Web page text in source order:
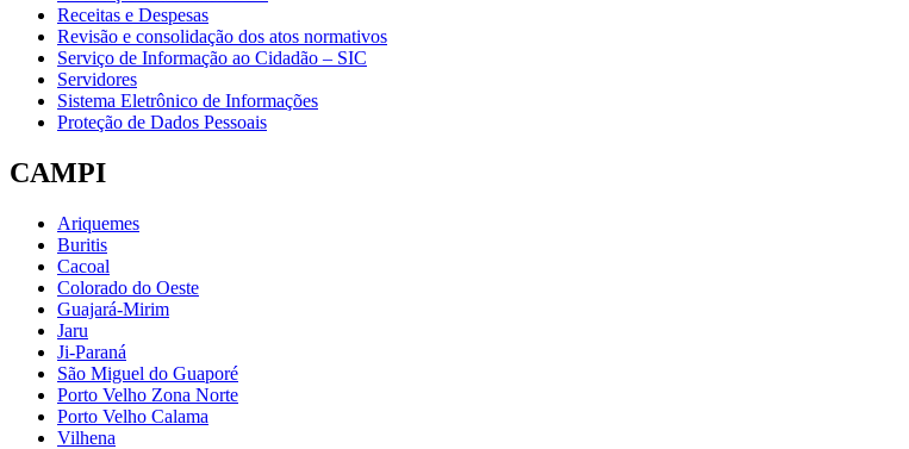
Receitas e Despesas
Revisão e consolidação dos atos normativos
Serviço de Informação ao Cidadão – SIC
Servidores
Sistema Eletrônico de Informações
Proteção de Dados Pessoais
CAMPI
Ariquemes
Buritis
Cacoal
Colorado do Oeste
Guajará-Mirim
Jaru
Ji-Paraná
São Miguel do Guaporé
Porto Velho Zona Norte
Porto Velho Calama
Vilhena